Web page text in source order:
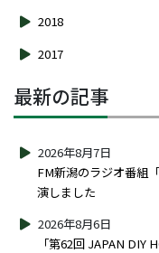
2018
2017
最新の記事
FM新潟のラジオ番組
演しました
2026年8月7日
「第62回 JAPAN DIY
2026年8月6日